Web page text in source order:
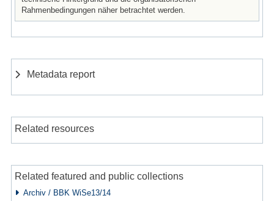
Rahmenbedingungen näher betrachtet werden.
Metadata report
Related resources
Related featured and public collections
Archiv / BBK WiSe13/14